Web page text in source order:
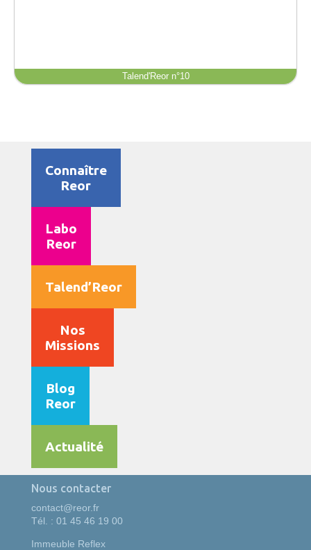
Talend'Reor n°10
Connaître
Reor
Labo
Reor
Talend’Reor
Nos
Missions
Blog
Reor
Actualité
Nous contacter
contact@reor.fr
Tél. : 01 45 46 19 00
Immeuble Reflex